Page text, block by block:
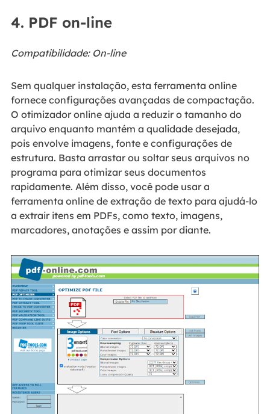
4. PDF on-line
Compatibilidade: On-line
Sem qualquer instalação, esta ferramenta online
fornece configurações avançadas de compactação.
O otimizador online ajuda a reduzir o tamanho do
arquivo enquanto mantém a qualidade desejada,
pois envolve imagens, fonte e configurações de
estrutura. Basta arrastar ou soltar seus arquivos no
programa para otimizar seus documentos
rapidamente. Além disso, você pode usar a
ferramenta online de extração de texto para ajudá-lo
a extrair itens em PDFs, como texto, imagens,
marcadores, anotações e assim por diante.